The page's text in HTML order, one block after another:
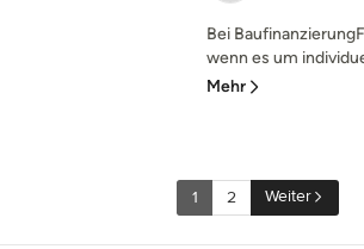
Bei
wenn es um
Mehr
1 2 Weiter